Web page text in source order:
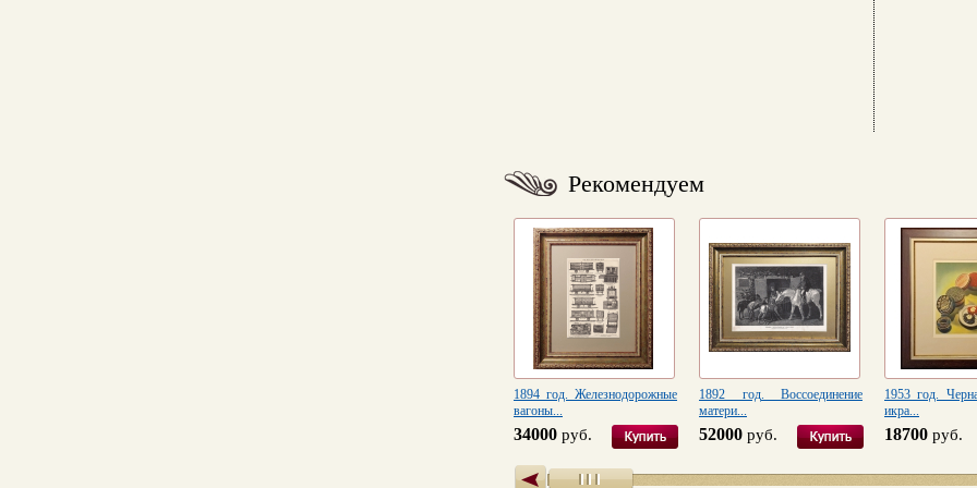
Рекомендуем
1894 год. Железнодорожные
вагоны...
34000 руб.
1892 год. Воссоединение
матери...
52000 руб.
1953 год.
икра...
18700 руб.